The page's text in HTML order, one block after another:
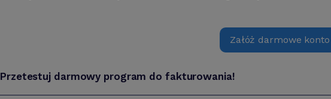
Załóż darmowe konto
Przetestuj darmowy program do fakturowania!